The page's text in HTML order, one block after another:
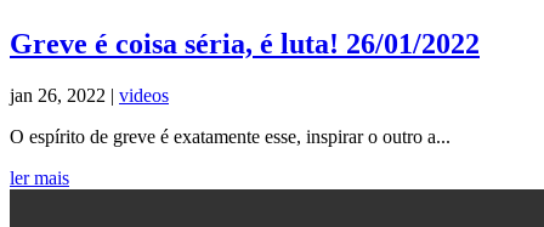
Greve é coisa séria, é luta! 26/01/2022
jan 26, 2022 | videos
O espírito de greve é exatamente esse, inspirar o outro a...
ler mais